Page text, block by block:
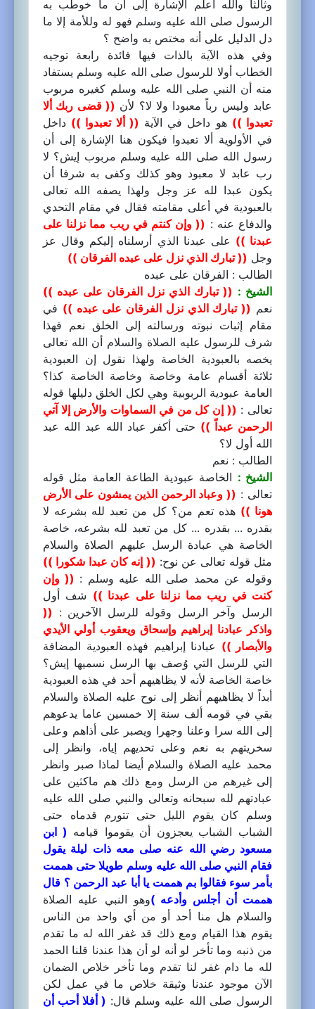
وثالثا والله أعلم الإشارة إلى أن ما خوطب به
الرسول صلى الله عليه وسلم فهو له وللأمة إلا ما
دل الدليل على أنه مختص به واضح ؟
وفي هذه الآية بالذات فيها فائدة رابعة توجيه
الخطاب أولا للرسول صلى الله عليه وسلم يستفاد
منه أن النبي صلى الله عليه وسلم كغيره مربوب
عابد وليس رباً معبودا ولا لا؟ لأن (( قضى ربك ألا
تعبدوا )) هو داخل في الآية (( ألا تعبدوا )) داخل
في الأولوية ألا تعبدوا فيكون هنا الإشارة إلى أن
رسول الله صلى الله عليه وسلم مربوب إيش؟ لا
رب عابد لا معبود وهو كذلك وكفى به شرفا أن
يكون عبدا لله عز وجل ولهذا يصفه الله تعالى
بالعبودية في أعلى مقامته فقال في مقام التحدي
والدفاع عنه : (( وإن كنتم في ريب مما نزلنا على
عبدنا )) على عبدنا الذي أرسلناه إليكم وقال عز
وجل (( تبارك الذي نزل على عبده الفرقان ))
الطالب : الفرقان على عبده
الشيخ : (( تبارك الذي نزل الفرقان على عبده ))
نعم (( تبارك الذي نزل الفرقان على عبده )) في
مقام إثبات نبوته ورسالته إلى الخلق نعم فهذا
شرف للرسول عليه الصلاة والسلام أن الله تعالى
يخصه بالعبودية الخاصة ولهذا نقول إن العبودية
ثلاثة أقسام عامة وخاصة وخاصة الخاصة كذا؟
العامة عبودية الربوبية وهي لكل الخلق دليلها قوله
تعالى : (( إن كل من في السماوات والأرض إلا آتي
الرحمن عبداً )) حتى أكفر عباد الله عبد الله عبد
الله أول لا؟
الطالب : نعم
الشيخ : الخاصة عبودية الطاعة العامة مثل قوله
تعالى : (( وعباد الرحمن الذين يمشون على الأرض
هونا )) هذه تعم من؟ كل من تعبد لله بشرعه لا
بقدره ... بقدره ... كل من تعبد لله بشرعه، خاصة
الخاصة هي عبادة الرسل عليهم الصلاة والسلام
مثل قوله تعالى عن نوح: (( إنه كان عبدا شكورا ))
وقوله عن محمد صلى الله عليه وسلم : (( وإن
كنت في ريب مما نزلنا على عبدنا )) شف أول
الرسل وآخر الرسل وقوله للرسل الآخرين : ((
واذكر عبادنا إبراهيم وإسحاق ويعقوب أولي الأيدي
والأبصار )) عبادنا إبراهيم فهذه العبودية المضافة
التي للرسل التي وُصف بها الرسل نسميها إيش؟
خاصة الخاصة لأنه لا يظاهيهم أحد في هذه العبودية
أبداً لا يظاهيهم أنظر إلى نوح عليه الصلاة والسلام
بقي في قومه ألف سنة إلا خمسين عاما يدعوهم
إلى الله سرا وعلنا وجهرا ويصبر على أذاهم وعلى
سخريتهم به نعم وعلى تحديهم إياه، وانظر إلى
محمد عليه الصلاة والسلام أيضا لماذا صبر وانظر
إلى غيرهم من الرسل ومع ذلك هم ماكثين على
عبادتهم لله سبحانه وتعالى والنبي صلى الله عليه
وسلم كان يقوم الليل حتى تتورم قدماه حتى
الشباب الشباب يعجزون أن يقوموا قيامه ( ابن
مسعود رضي الله عنه صلى معه ذات ليلة يقول
فقام النبي صلى الله عليه وسلم طويلا حتى هممت
بأمر سوء فقالوا بم هممت يا أبا عبد الرحمن ؟ قال
هممت أن أجلس وأدعه )وهو النبي عليه الصلاة
والسلام هل منا أحد أو من أي واحد من الناس
يقوم هذا القيام ومع ذلك قد غفر الله له ما تقدم
من ذنبه وما تأخر لو أنه لو أن هذا عندنا قلنا الحمد
لله ما دام غفر لنا تقدم وما تأخر خلاص الضمان
الآن موجود عندنا وثيقة خلاص ما في عمل لكن
الرسول صلى الله عليه وسلم قال: ( أفلا أحب أن